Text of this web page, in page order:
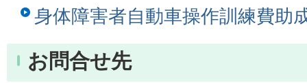
身体障害者自動車操作訓練費助
お問合せ先